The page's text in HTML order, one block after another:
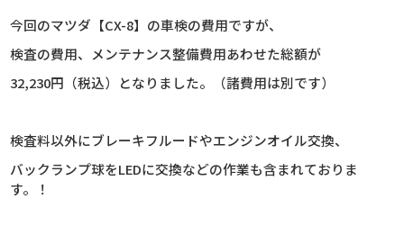
今回のマツダ【CX-8】の車検の費用ですが、
検査の費用、メンテナンス整備費用あわせた総額が
32,230円（税込）となりました。（諸費用は別です）
検査料以外にブレーキフルードやエンジンオイル交換、
バックランプ球をLEDに交換などの作業も含まれておりま
す。！